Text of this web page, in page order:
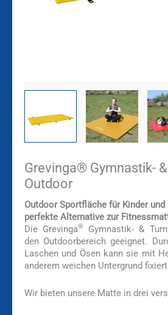
Grevinga® Gymnastik-
Outdoor
Outdoor Sportfläche für Kinder
perfekte Alternative zur
Die Grevinga®
Gymnastik- &
den Outdoorbereich geeignet.
Laschen und Ösen kann sie mit
anderem weichen Untergrund
Wir bieten unsere Matte in drei